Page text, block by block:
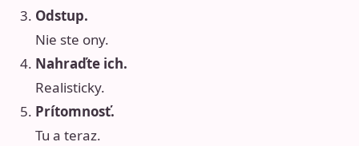
Odstup.
Nie ste ony.
Nahraďte ich.
Realisticky.
Prítomnosť.
Tu a teraz.